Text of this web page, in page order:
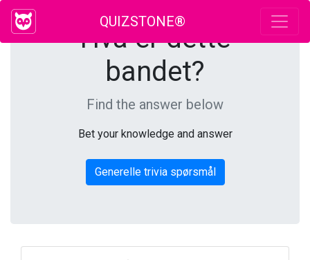
QUIZSTONE®
Hva er dette
bandet?
Find the answer below
Bet your knowledge and answer
Generelle trivia spørsmål